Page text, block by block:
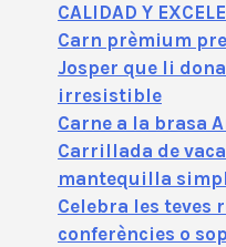
CALIDAD Y
Carn prèmium
Josper que li
irresistible
Carne a la brasa
Carrillada de
mantequilla
Celebra les teves
conferències o